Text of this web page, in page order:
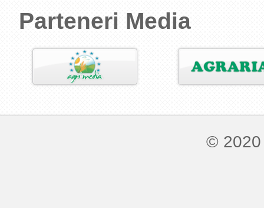
Parteneri Media
©